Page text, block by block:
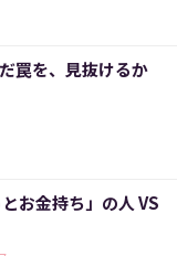
罠を、見抜けるか
お金持ち」の人 VS